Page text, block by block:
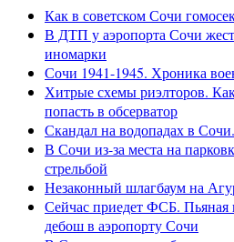
Как в советском Сочи
В ДТП у аэропорта Сочи
иномарки
Сочи 1941-1945. Хроника
Хитрые схемы риэлторов.
попасть в обсерватор
Скандал на водопадах в
В Сочи из-за места на
стрельбой
Незаконный шлагбаум на
Сейчас приедет ФСБ. Пьяная
дебош в аэропорту Сочи